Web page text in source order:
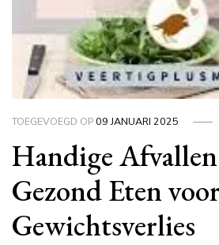
TOEGEVOEGD OP09 JANUARI 2025
Handige
Gezond Eten voor
Gewichtsverlies